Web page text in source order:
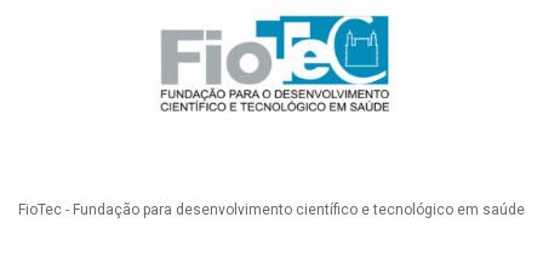
FioTec - Fundação para desenvolvimento científico e tecnológico em saúde